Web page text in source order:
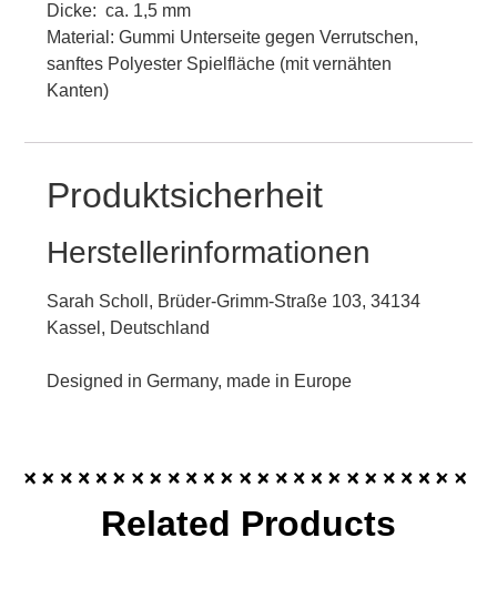
Dicke: ca. 1,5 mm
Material: Gummi Unterseite gegen Verrutschen,
sanftes Polyester Spielfläche (mit vernähten
Kanten)
Produktsicherheit
Herstellerinformationen
Sarah Scholl, Brüder-Grimm-Straße 103, 34134
Kassel, Deutschland
Designed in Germany, made in Europe
Related Products